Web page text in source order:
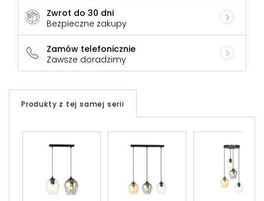
Zwrot do 30 dni
Bezpieczne zakupy
Zamów telefonicznie
Zawsze doradzimy
Produkty z tej samej serii